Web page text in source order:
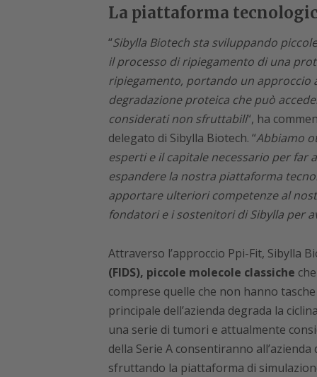
La piattaforma
“Sibylla Biotech sta sviluppando
il processo di ripiegamento di una
ripiegamento, portando un approccio
degradazione proteica che può
considerati non sfruttabili“, ha
delegato di Sibylla Biotech. “Abbiamo
esperti e il capitale necessario per far
espandere la nostra piattaforma
apportare ulteriori competenze al
fondatori e i sostenitori di Sibylla per
Attraverso l’approccio Ppi-Fit, Sibylla
(FIDS), piccole molecole classiche
comprese quelle che non hanno
principale dell’azienda degrada la
una serie di tumori e attualmente
della Serie A consentiranno
sfruttando la piattaforma di